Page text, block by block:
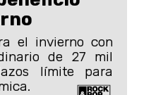
el invierno con
de 27 mil
límite para